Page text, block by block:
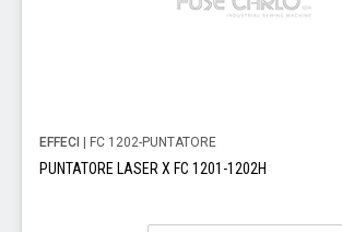
EFFECI | FC 1202-PUNTATORE
PUNTATORE LASER X FC 1201-1202H